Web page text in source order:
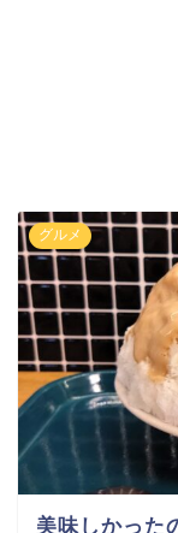
グルメ
美味しかった